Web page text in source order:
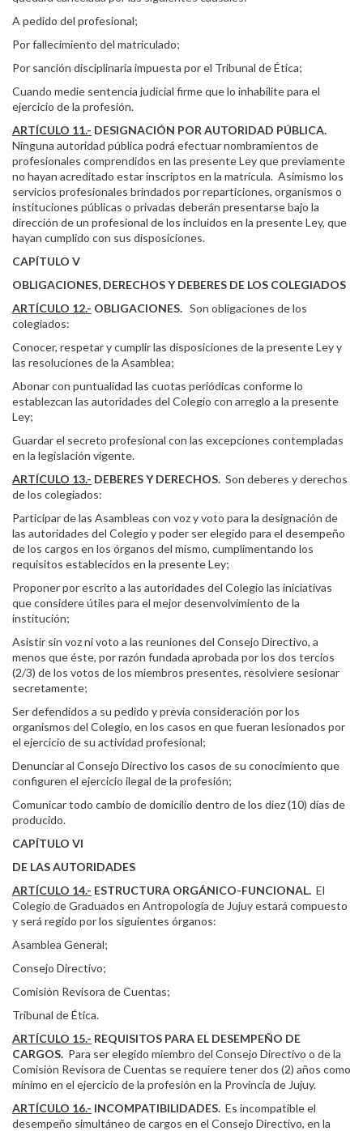
A pedido del profesional;
Por fallecimiento del matriculado;
Por sanción disciplinaria impuesta por el Tribunal de Ética;
Cuando medie sentencia judicial firme que lo inhabilite para el
ejercicio de la profesión.
ARTÍCULO 11.- DESIGNACIÓN POR AUTORIDAD PÚBLICA.
Ninguna autoridad pública podrá efectuar nombramientos de
profesionales comprendidos en las presente Ley que previamente
no hayan acreditado estar inscriptos en la matrícula. Asimismo los
servicios profesionales brindados por reparticiones, organismos o
instituciones públicas o privadas deberán presentarse bajo la
dirección de un profesional de los incluidos en la presente Ley, que
hayan cumplido con sus disposiciones.
CAPÍTULO V
OBLIGACIONES, DERECHOS Y DEBERES DE LOS COLEGIADOS
ARTÍCULO 12.- OBLIGACIONES. Son obligaciones de los
colegiados:
Conocer, respetar y cumplir las disposiciones de la presente Ley y
las resoluciones de la Asamblea;
Abonar con puntualidad las cuotas periódicas conforme lo
establezcan las autoridades del Colegio con arreglo a la presente
Ley;
Guardar el secreto profesional con las excepciones contempladas
en la legislación vigente.
ARTÍCULO 13.- DEBERES Y DERECHOS. Son deberes y derechos
de los colegiados:
Participar de las Asambleas con voz y voto para la designación de
las autoridades del Colegio y poder ser elegido para el desempeño
de los cargos en los órganos del mismo, cumplimentando los
requisitos establecidos en la presente Ley;
Proponer por escrito a las autoridades del Colegio las iniciativas
que considere útiles para el mejor desenvolvimiento de la
institución;
Asistir sin voz ni voto a las reuniones del Consejo Directivo, a
menos que éste, por razón fundada aprobada por los dos tercios
(2/3) de los votos de los miembros presentes, resolviere sesionar
secretamente;
Ser defendidos a su pedido y previa consideración por los
organismos del Colegio, en los casos en que fueran lesionados por
el ejercicio de su actividad profesional;
Denunciar al Consejo Directivo los casos de su conocimiento que
configuren el ejercicio ilegal de la profesión;
Comunicar todo cambio de domicilio dentro de los diez (10) días de
producido.
CAPÍTULO VI
DE LAS AUTORIDADES
ARTÍCULO 14.- ESTRUCTURA ORGÁNICO-FUNCIONAL. El
Colegio de Graduados en Antropología de Jujuy estará compuesto
y será regido por los siguientes órganos:
Asamblea General;
Consejo Directivo;
Comisión Revisora de Cuentas;
Tribunal de Ética.
ARTÍCULO 15.- REQUISITOS PARA EL DESEMPEÑO DE
CARGOS. Para ser elegido miembro del Consejo Directivo o de la
Comisión Revisora de Cuentas se requiere tener dos (2) años como
mínimo en el ejercicio de la profesión en la Provincia de Jujuy.
ARTÍCULO 16.- INCOMPATIBILIDADES. Es incompatible el
desempeño simultáneo de cargos en el Consejo Directivo, en la